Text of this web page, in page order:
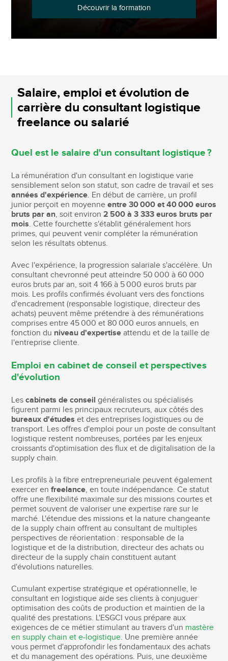
Découvrir la formation
Salaire, emploi et évolution de
carrière du consultant logistique
freelance ou salarié
Quel est le salaire d'un consultant logistique ?
La rémunération d'un consultant en logistique varie
sensiblement selon son statut, son cadre de travail et ses
années d'expérience. En début de carrière, un profil
junior perçoit en moyenneentre 30 000 et 40 000 euros
bruts par an, soit environ2 500 à 3 333 euros bruts par
mois. Cette fourchette s'établit généralement hors
primes, qui peuvent venir compléter la rémunération
selon les résultats obtenus.
Avec l'expérience, la progression salariale s'accélère. Un
consultant chevronné peut atteindre 50 000 à 60 000
euros bruts par an, soit 4 166 à 5 000 euros bruts par
mois. Les profils confirmés évoluant vers des fonctions
d'encadrement (responsable logistique, directeur des
achats) peuvent même prétendre à des rémunérations
comprises entre 45 000 et 80 000 euros annuels, en
fonction du niveau d'expertise attendu et de la taille de
l'entreprise cliente.
Emploi en cabinet de conseil et perspectives
d'évolution
Lescabinets de conseil généralistes ou spécialisés
figurent parmi les principaux recruteurs, aux côtés des
bureaux d'études et des entreprises logistiques ou de
transport. Les offres d'emploi pour un poste de consultant
logistique restent nombreuses, portées par les enjeux
croissants d'optimisation des flux et de digitalisation de la
supply chain.
Les profils à la fibre entrepreneuriale peuvent également
exercer enfreelance, en toute indépendance. Ce statut
offre une flexibilité maximale sur des missions courtes et
permet souvent de valoriser une expertise rare sur le
marché. L'étendue des missions et la nature changeante
de la supply chain offrent au consultant de multiples
perspectives de réorientation : responsable de la
logistique et de la distribution, directeur des achats ou
directeur de la supply chain constituent autant
d'évolutions naturelles.
Cumulant expertise stratégique et opérationnelle, le
consultant en logistique aide ses clients à conjuguer
optimisation des coûts de production et maintien de la
qualité des prestations. L'ESGCI vous prépare aux
exigences de ce métier stimulant au travers d'un mastère
en supply chain et e-logistique. Une première année
vous permet d'approfondir les fondamentaux des achats
et du management des opérations. Puis, une deuxième